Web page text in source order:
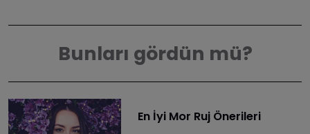
Bunları gördün mü?
En İyi Mor Ruj Önerileri